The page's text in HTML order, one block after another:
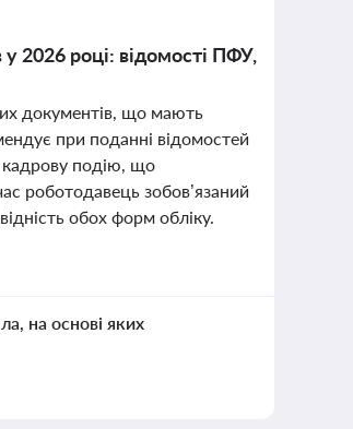
2026 році: відомості ПФУ,
документів, що мають
при поданні відомостей
кадрову подію, що
роботодавець зобов’язаний
обох форм обліку.
на основі яких